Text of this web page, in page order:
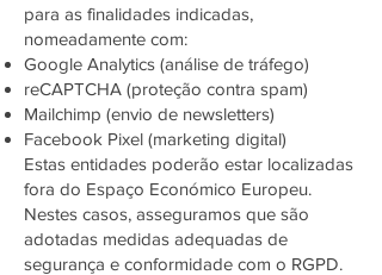
para as finalidades indicadas,
nomeadamente com:
Google Analytics (análise de tráfego)
reCAPTCHA (proteção contra spam)
Mailchimp (envio de newsletters)
Facebook Pixel (marketing digital)
Estas entidades poderão estar localizadas
fora do Espaço Económico Europeu.
Nestes casos, asseguramos que são
adotadas medidas adequadas de
segurança e conformidade com o RGPD.